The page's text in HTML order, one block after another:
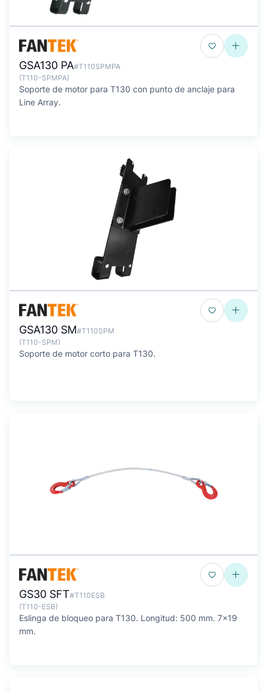
GSA130 PA#T110SPMPA
(T110-SPMPA)
Soporte de motor para T130 con punto de anclaje para
Line Array.
GSA130 SM#T110SPM
(T110-SPM)
Soporte de motor corto para T130.
GS30 SFT#T110ESB
(T110-ESB)
Eslinga de bloqueo para T130. Longitud: 500 mm. 7x19
mm.